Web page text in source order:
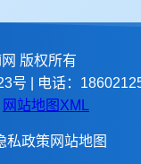
版权所有
号 | 电话：
网站地图XML
私政策 网站地图